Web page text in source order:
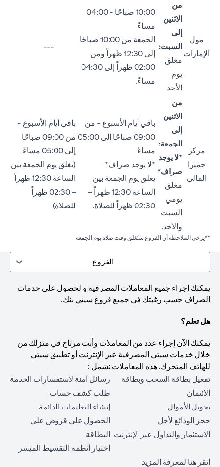
مول
الإمارات
من
الاثنين
إلى
السبت:
مغلق
يوم
الأحد
10:00 صباحًا - 04:00
مساءً
الجمعة من 10:00 صباحًا
إلى 12:30 ظهراً ومن
02:00 ظهراً إلى 04:30
مساءً.
---
مركز
جميرا
المالي
من
الاثنين
إلى
الجمعة:
*لا يوجد
صراف*
مغلق
يومي
السبت
والأحد.
باقي أيام الأسبوع - من
09:00 صباحًا إلى 05:00
مساءً
*لا يوجد صراف*
يغلق يوم الجمعة بين
الساعة 12:30 ظهراً –
02:30 ظهراً للصلاة.
باقي أيام الأسبوع -
من 09:00 صباحًا
إلى 05:00 مساءً
(يغلق يوم الجمعة بين
الساعة 12:30 ظهراً
– 02:30 ظهراً
للصلاة)
**يرجى الملاحظه أن الفروع ستُغلق وقت صلاة يوم الجمعة
الفروع
يمكنك إجراء جميع المعاملات المصرفية والحصول على خدمات
الصراف حسب رغبتك في جميع فروع سيتي بنك.
هل تعلم؟
يمكنك الآن إجراء عدد من المعاملات وأنت مرتاح في منزلك من
خلال خدمات سيتي المصرفية عبر الإنترنت أو تطبيق سيتي
للهاتف المتحرك. هذه المعاملات تشمل :
تفعيل بطاقة السحب وبطاقة
الائتمان
تحويل الأموال
حجز الودائع لأجل
الاستثمار والتداول عبر الإنترنت
رسائل آمنة لاستفسارات الخدمة
طلب كشف حساب
إنشاء التعليمات الدائمة
الحصول على قروض على
البطاقة
اختيار أنظمة التقسيط الميسر
انقر هنا لمعرفة المزيد